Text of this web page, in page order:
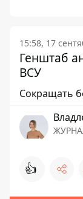
15:58, 17
Генштаб
ВСУ
Сокращать
👍